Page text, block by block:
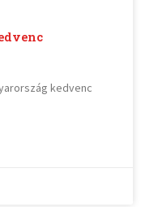
kedvenc